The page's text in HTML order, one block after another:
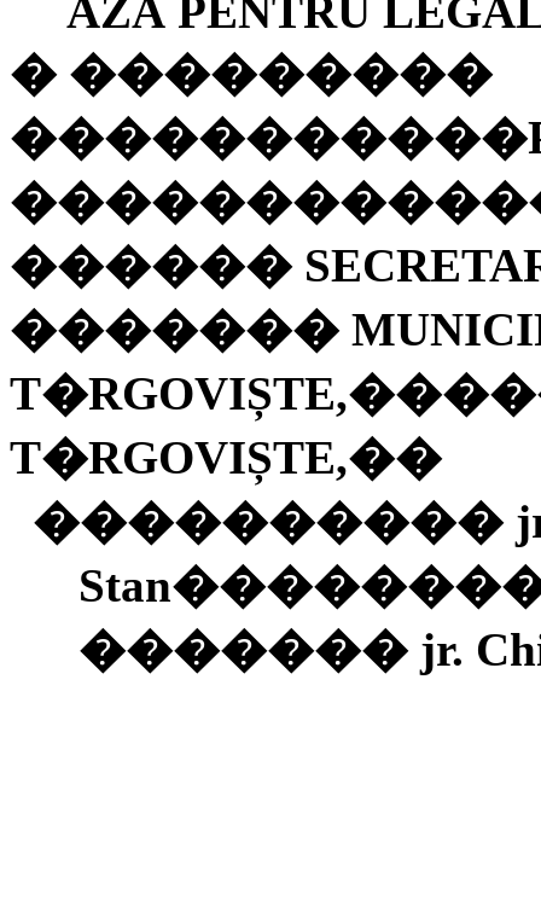
AZĂ PENTRU
� ���������
�����������
������
�������
T�RGOVIȘTE,
T�RGOVIȘTE,��
����������
Stan
������� jr.